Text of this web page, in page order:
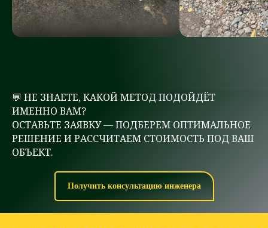
💬 НЕ ЗНАЕТЕ, КАКОЙ МЕТОД ПОДОЙДЁТ
ИМЕННО ВАМ?
ОСТАВЬТЕ ЗАЯВКУ — ПОДБЕРЕМ ОПТИМАЛЬНОЕ
РЕШЕНИЕ И РАССЧИТАЕМ СТОИМОСТЬ ПОД ВАШ
ОБЪЕКТ.
Получить консультацию инженера